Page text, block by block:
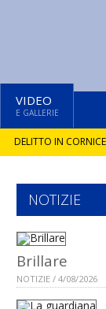
VIDEO
E GALLERIE
DELITTO IN CORNICE
NOTIZIE
Brillare
NOTIZIE / 4/08/2026